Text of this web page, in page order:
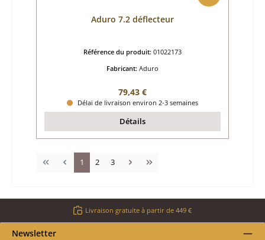
Aduro 7.2 déflecteur
Référence du produit: 01022173
Fabricant: Aduro
Prix régulier :
79,43 €
Délai de livraison environ 2-3 semaines
Détails
Page
1 Page
2 Page
3
Livraison gratuite à partir de 449 €
Newsletter